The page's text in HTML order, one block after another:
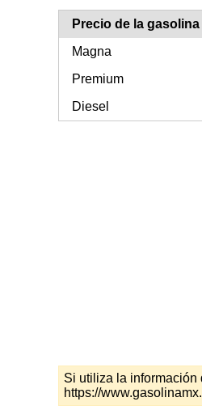
Precio de la
Magna
Premium
Diesel
Si utiliza la información
https://